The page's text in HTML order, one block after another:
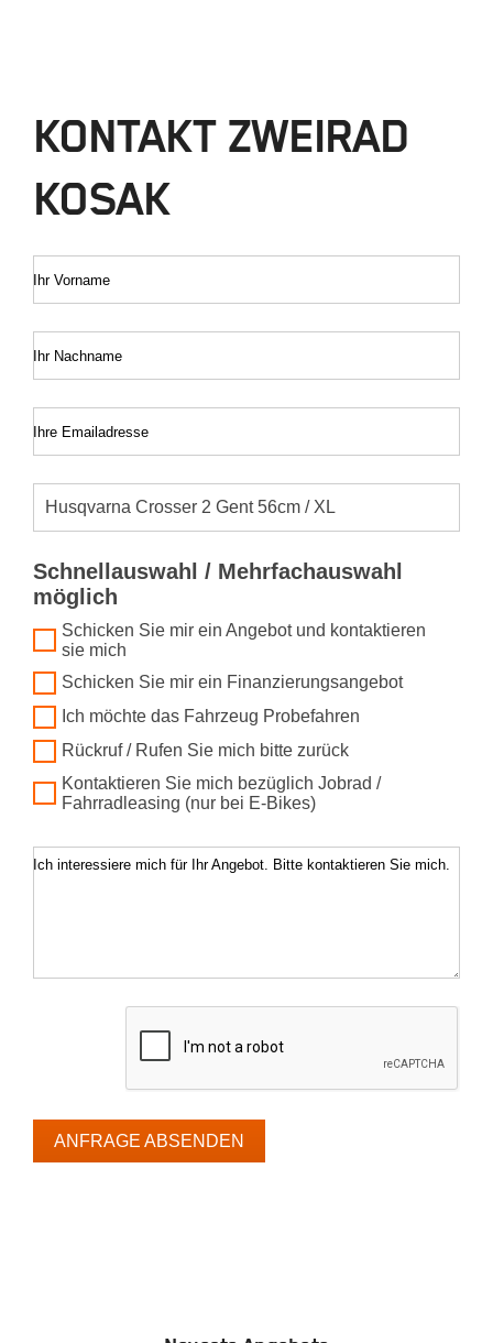
KONTAKT ZWEIRAD
KOSAK
Ihr Vorname
Ihr Nachname
Ihre Emailadresse
Schnellauswahl / Mehrfachauswahl
möglich
Schicken Sie mir ein Angebot und kontaktieren
sie mich
Schicken Sie mir ein Finanzierungsangebot
Ich möchte das Fahrzeug Probefahren
Rückruf / Rufen Sie mich bitte zurück
Kontaktieren Sie mich bezüglich Jobrad /
Fahrradleasing (nur bei E-Bikes)
Ich interessiere mich für Ihr Angebot. Bitte kontaktieren Sie mich.
ANFRAGE ABSENDEN